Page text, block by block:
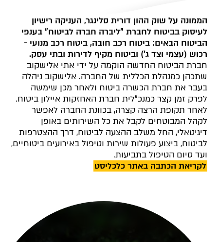
הממונה על שוק ההון דורית סלינגר, העניקה רישיון
לעיסוק בביטוח לחברת "ליברה חברה לביטוח" בענפי
הביטוח הבאים: ביטוח רכב חובה, ביטוח רכב מנועי -
רכוש (עצמי וצד ג') וביטוח מקיף לדירות ובתי עסק.
חברת הביטוח החדשה הוקמה על ידי אתי אלישקוב
שתכהן כמנהלת הכללית של החברה. אלישקוב ניהלה
בעבר את חברת הכשרה ביטוח ולאחר מכן שימשה
לפרק זמן קצר כמנכ"לית חברת האחזקות איילון ביטוח.
לאחר תקופת הרצה קצרה, בכוונת החברה לאפשר
לקהל המבוטחים לקבל את כל השירותים באופן
דיגיטאלי, החל משלב ההצעה לביטוח, דרך ההצטרפות
לביטוח, ביצוע פעולות שירות וטיפול באירועים ביטוחיים,
ועד סיום הטיפול בתביעות.
לקריאת הכתבה באתר כלכליסט